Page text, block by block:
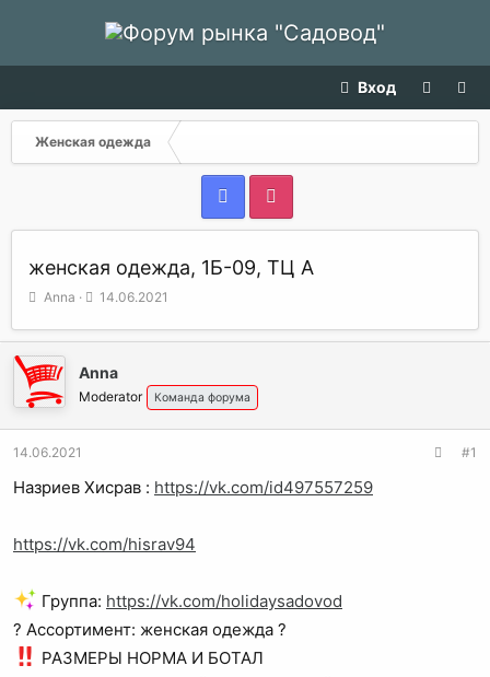
Вход
Женская одежда
женская одежда, 1Б-09, ТЦ А
А
т
о
р
т
м
ы
Anna
Д
т
н
а
а
14.06.2021
Anna
Moderator Команда форума
14.06.2021 #1
Назриев Хисрав : https://vk.com/id497557259
https://vk.com/hisrav94
Группа: https://vk.com/holidaysadovod
? Ассортимент: женская одежда ?
РАЗМЕРЫ НОРМА И БОТАЛ